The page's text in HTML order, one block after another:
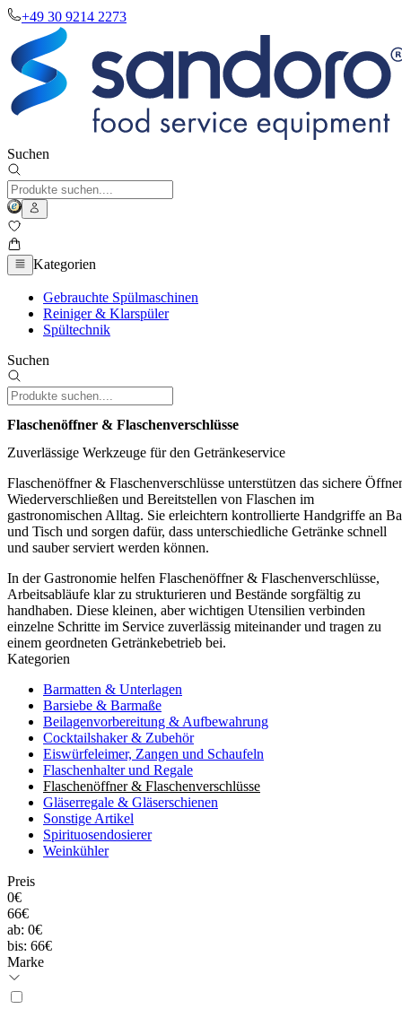
+49 30 9214 2273
Suchen
Kategorien
Gebrauchte Spülmaschinen
Reiniger & Klarspüler
Spültechnik
Suchen
Flaschenöffner & Flaschenverschlüsse
Zuverlässige Werkzeuge für den Getränkeservice
Flaschenöffner & Flaschenverschlüsse unterstützen das sichere
Wiederverschließen und Bereitstellen von Flaschen im
gastronomischen Alltag. Sie erleichtern kontrollierte Handgriffe an
und Tisch und sorgen dafür, dass unterschiedliche Getränke schnell
und sauber serviert werden können.
In der Gastronomie helfen Flaschenöffner & Flaschenverschlüsse,
Arbeitsabläufe klar zu strukturieren und Bestände sorgfältig zu
handhaben. Diese kleinen, aber wichtigen Utensilien verbinden
einzelne Schritte im Service zuverlässig miteinander und tragen zu
einem geordneten Getränkebetrieb bei.
Kategorien
Barmatten & Unterlagen
Barsiebe & Barmaße
Beilagenvorbereitung & Aufbewahrung
Cocktailshaker & Zubehör
Eiswürfeleimer, Zangen und Schaufeln
Flaschenhalter und Regale
Flaschenöffner & Flaschenverschlüsse
Gläserregale & Gläserschienen
Sonstige Artikel
Spirituosendosierer
Weinkühler
Preis
0€
66€
ab: 0€
bis: 66€
Marke